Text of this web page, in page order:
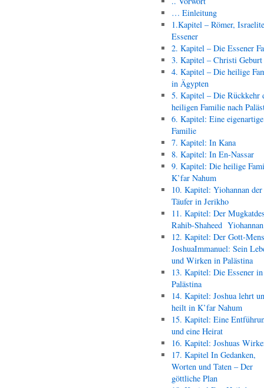
… Einleitung
1.Kapitel – Römer,
Essener
2. Kapitel – Die Essener
3. Kapitel – Christi Geburt
4. Kapitel – Die heilige
in Ägypten
5. Kapitel – Die Rückkehr
heiligen Familie nach
6. Kapitel: Eine eigenartige
Familie
7. Kapitel: In Kana
8. Kapitel: In En-Nassar
9. Kapitel: Die heilige
K’far Nahum
10. Kapitel: Yiohannan der
Täufer in Jerikho
11. Kapitel: Der
Rahib-Shaheed
12. Kapitel: Der Gott-
JoshuaImmanuel: Sein
und Wirken in Palästina
13. Kapitel: Die Essener in
Palästina
14. Kapitel: Joshua lehrt
heilt in K’far Nahum
15. Kapitel: Eine
und eine Heirat
16. Kapitel: Joshuas
17. Kapitel In Gedanken,
Worten und Taten – Der
göttliche Plan